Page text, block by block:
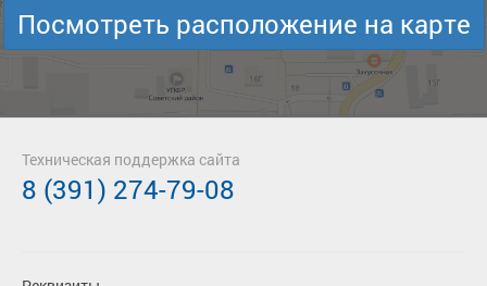
Посмотреть расположение на карте
Техническая поддержка сайта
8 (391) 274-79-08